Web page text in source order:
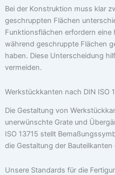
Bei der Konstruktion muss klar
geschruppten Flächen
Funktionsflächen erfordern eine
während geschruppte Flächen
haben. Diese Unterscheidung
vermeiden.
Werkstückkanten nach DIN ISO
Die Gestaltung von
unerwünschte Grate und
ISO 13715 stellt
die Gestaltung der
Unsere Standards für die